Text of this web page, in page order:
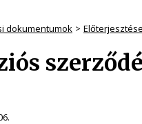
dokumentumok